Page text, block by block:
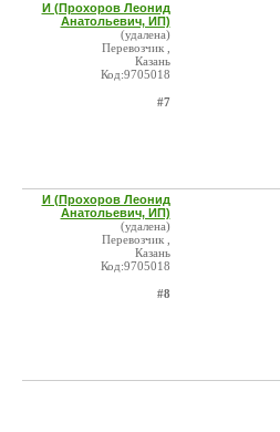
И (Прохоров Леонид
Анатольевич, ИП)
(удалена)
Перевозчик ,
Казань
Код:9705018
#7
И (Прохоров Леонид
Анатольевич, ИП)
(удалена)
Перевозчик ,
Казань
Код:9705018
#8